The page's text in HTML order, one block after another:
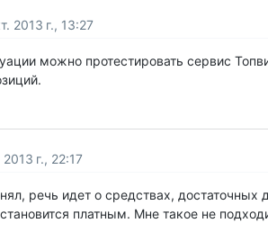
2013 г., 13:27
можно протестировать сервис
2013 г., 22:17
речь идет о средствах, достаточных
платным. Мне такое не